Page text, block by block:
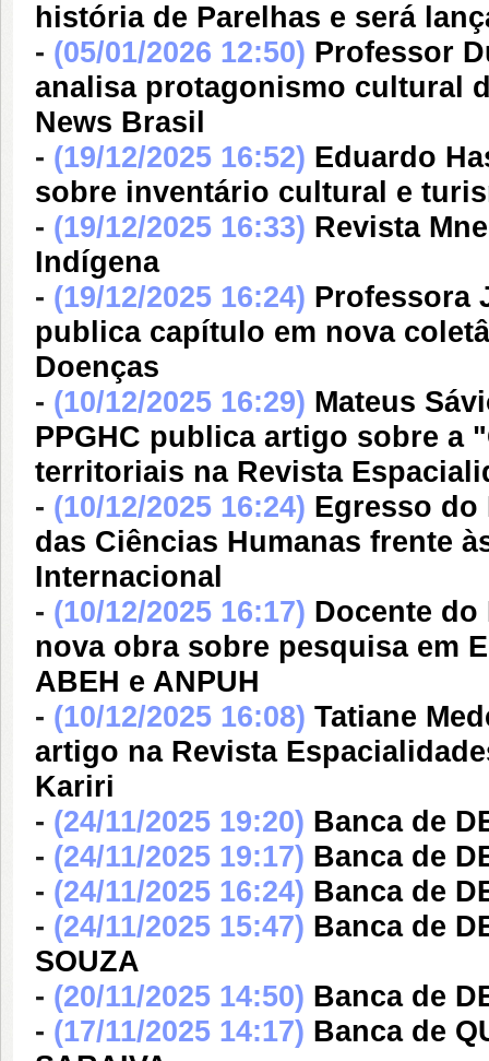
história de Parelhas e será
- (05/01/2026 12:50) Professor
analisa protagonismo cultural
News Brasil
- (19/12/2025 16:52) Eduardo
sobre inventário cultural e
- (19/12/2025 16:33) Revista
Indígena
- (19/12/2025 16:24) Professora
publica capítulo em nova
Doenças
- (10/12/2025 16:29) Mateus
PPGHC publica artigo sobre a
territoriais na Revista
- (10/12/2025 16:24) Egresso do
das Ciências Humanas frente
Internacional
- (10/12/2025 16:17) Docente do
nova obra sobre pesquisa em
ABEH e ANPUH
- (10/12/2025 16:08) Tatiane
artigo na Revista
Kariri
- (24/11/2025 19:20) Banca de
- (24/11/2025 19:17) Banca de
- (24/11/2025 16:24) Banca de
- (24/11/2025 15:47) Banca de
SOUZA
- (20/11/2025 14:50) Banca de
- (17/11/2025 14:17) Banca de